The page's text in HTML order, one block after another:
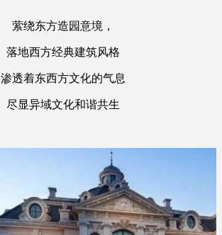
萦绕东方造园意境，
落地西方经典建筑风格
渗透着东西方文化的气息
尽显异域文化和谐共生